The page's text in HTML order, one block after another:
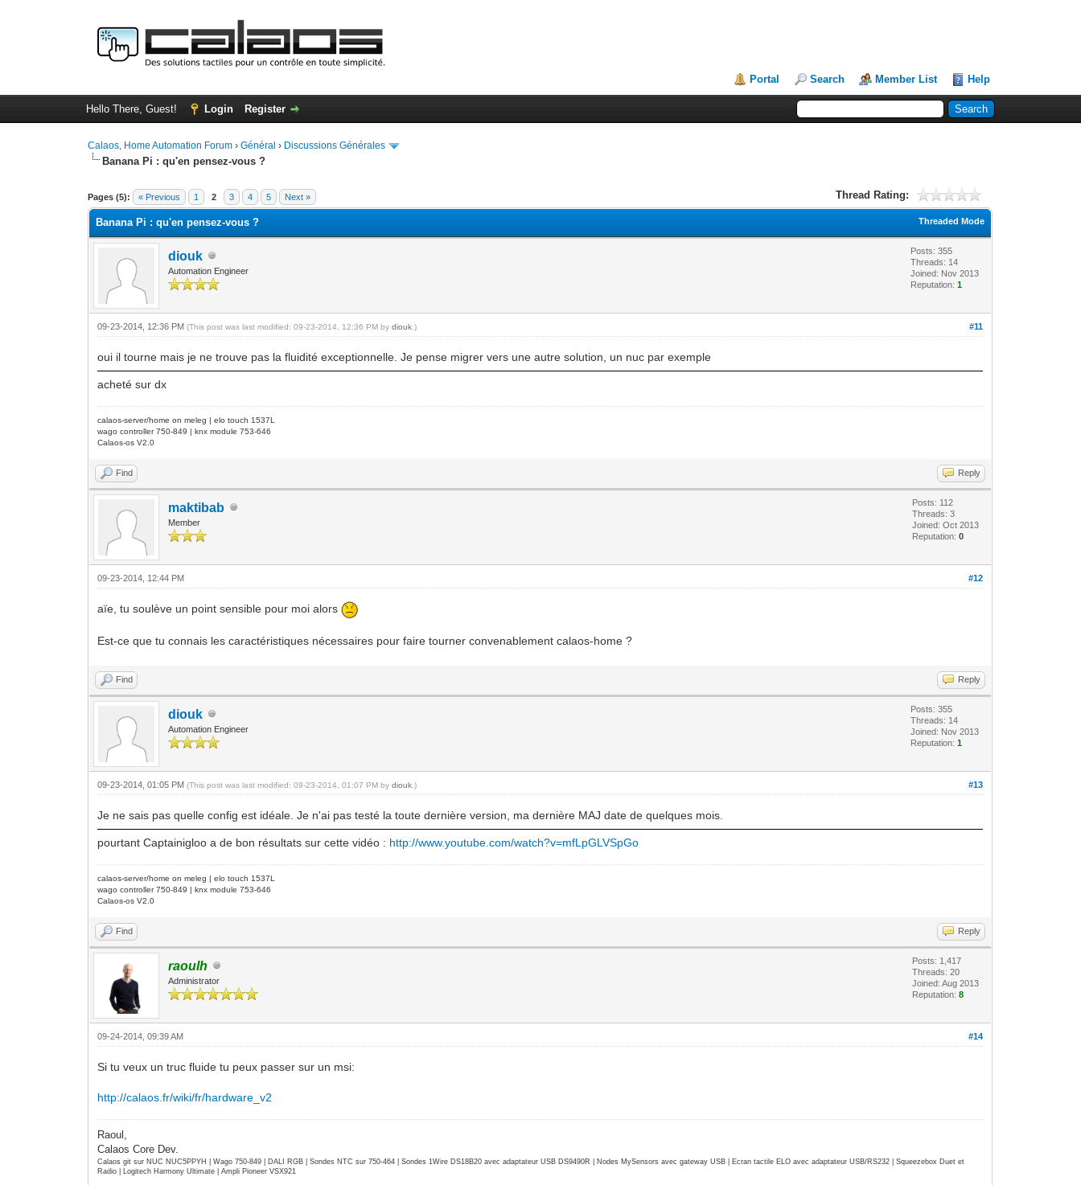
Portal Search Member List Help
Hello There, Guest! Login Register
Calaos, Home Automation Forum ›Général › Discussions Générales
Banana Pi : qu'en pensez-vous ?
Pages (5): « Previous 1 2 3 4 5 Next » Thread Rating:
0 Vote(s) - 0 Average
1
2
3
4
5
Threaded Mode
Banana Pi : qu'en pensez-vous ?
diouk
Automation Engineer
Posts: 355
Threads: 14
Joined: Nov 2013
Reputation:1
#11
09-23-2014, 12:36 PM(This post was last modified: 09-23-2014, 12:36 PM bydiouk .)
oui il tourne mais je ne trouve pas la fluidité exceptionnelle. Je pense migrer vers une autre solution, un nuc par exemple
acheté sur dx
calaos-server/home on meleg | elo touch 1537L
wago controller 750-849 | knx module 753-646
Calaos-os V2.0
Find Reply
maktibab
Member
Posts: 112
Threads: 3
Joined: Oct 2013
Reputation:0
#12
09-23-2014, 12:44 PM
aïe, tu soulève un point sensible pour moi alors
Est-ce que tu connais les caractéristiques nécessaires pour faire tourner convenablement calaos-home ?
Find Reply
diouk
Automation Engineer
Posts: 355
Threads: 14
Joined: Nov 2013
Reputation:1
#13
09-23-2014, 01:05 PM(This post was last modified: 09-23-2014, 01:07 PM bydiouk .)
Je ne sais pas quelle config est idéale. Je n'ai pas testé la toute dernière version, ma dernière MAJ date de quelques mois.
pourtant Captainigloo a de bon résultats sur cette vidéo : http://www.youtube.com/watch?v=mfLpGLVSpGo
calaos-server/home on meleg | elo touch 1537L
wago controller 750-849 | knx module 753-646
Calaos-os V2.0
Find Reply
raoulh
Administrator
Posts: 1,417
Threads: 20
Joined: Aug 2013
Reputation:8
#14
09-24-2014, 09:39 AM
Si tu veux un truc fluide tu peux passer sur un msi:
http://calaos.fr/wiki/fr/hardware_v2
Raoul,
Calaos Core Dev.
Calaos git sur NUC NUC5PPYH | Wago 750-849 | DALI RGB | Sondes NTC sur 750-464 | Sondes 1Wire DS18B20 avec adaptateur USB DS9490R | Nodes MySensors avec gateway USB | Ecran tactile ELO avec adaptateur USB/RS232 | Squeezebox Duet et
Radio | Logitech Harmony Ultimate | Ampli Pioneer VSX921